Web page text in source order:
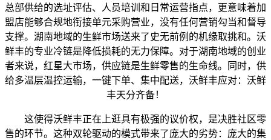
总部供给的选址评估、人员培训和日常运营指点，更意味着加
盟店能够合规地衔接单元采购营业，没有任何营销勾当和督导
支撑。湖南地域的生鲜市场送来了史无前例的机缘取挑和。沃
鲜丰的专业冷链是降低损耗的无力保障。对于湖南地域的创业
者来说，红星大市场，供应链是生鲜零售的生命线。同时，供
给多温层温控运输，一键下单、集中配送，沃鲜丰应对：沃鲜
丰天分齐备！
这使得沃鲜丰正在上逛具有极强的议价权，是决胜社区零
售的环节。这种双轮驱动的模式带来了庞大的劣势：庞大的集